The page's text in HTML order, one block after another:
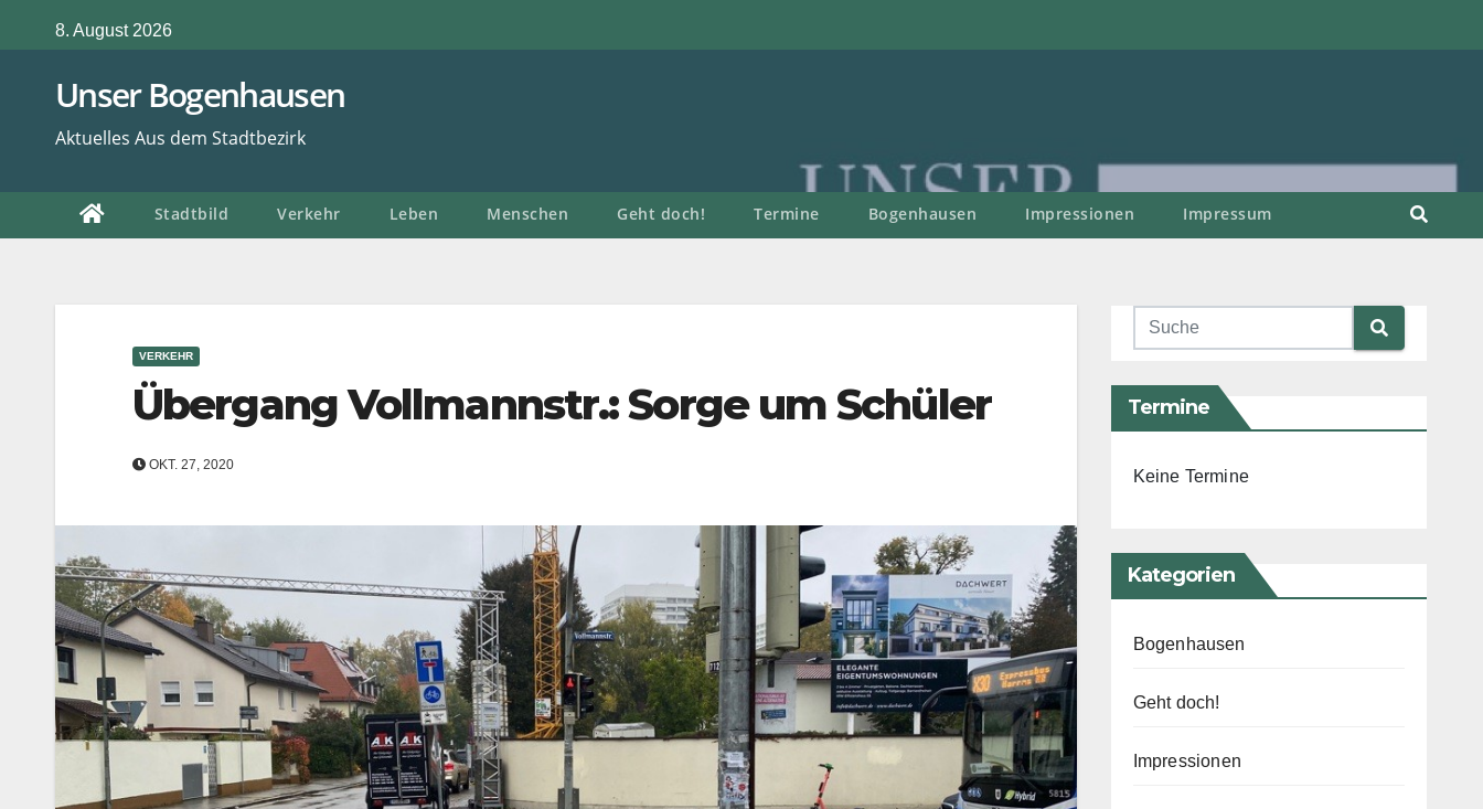
Inhalt
springen
8. August 2026
Unser Bogenhausen
Aktuelles Aus dem Stadtbezirk
Stadtbild Verkehr Leben Menschen Geht doch! Termine Bogenhausen Impressionen Impressum
VERKEHR
Übergang Vollmannstr.: Sorge um Schüler
OKT. 27, 2020
Termine
Keine Termine
Kategorien
Bogenhausen
Geht doch!
Impressionen